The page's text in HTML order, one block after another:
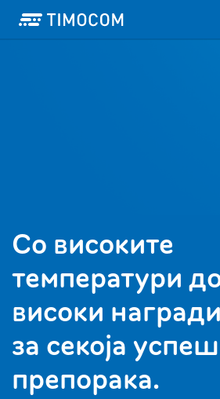
Со високите
температури
високи
за секоја
препорака.